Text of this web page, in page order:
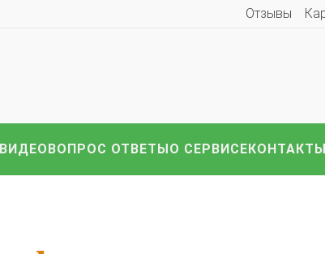
Отзывы
ВИДЕОВОПРОС ОТВЕТЫО СЕРВИСЕКОНТАКТЫ